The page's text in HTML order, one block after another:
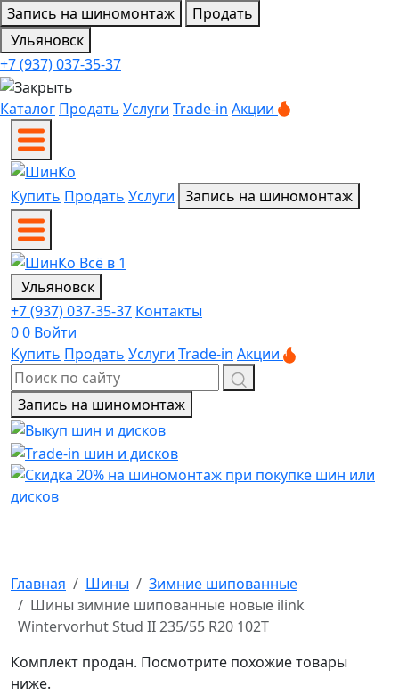
Запись на шиномонтаж
Продать
Ульяновск
+7 (937) 037-35-37
Каталог Продать Услуги Trade-in Акции
Купить Продать Услуги Запись на шиномонтаж
Ульяновск
+7 (937) 037-35-37 Контакты
00 Войти
Купить Продать Услуги Trade-in Акции
Запись на шиномонтаж
Главная Шины
Зимние шипованные
Шины зимние шипованные новые ilink
Wintervorhut Stud II 235/55 R20 102T
Комплект продан. Посмотрите похожие товары
ниже.